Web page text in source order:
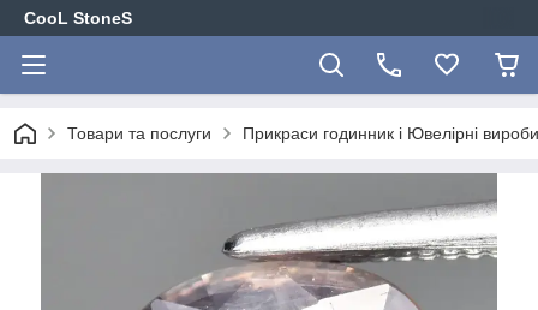
CooL StoneS
Товари та послуги Прикраси годинник і Ювелірні